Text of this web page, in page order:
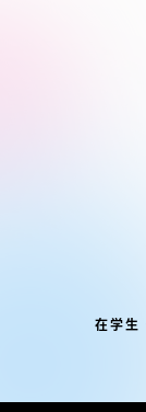
在学生